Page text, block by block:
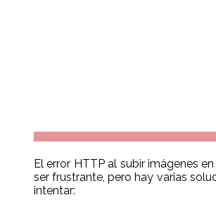
El error HTTP al subir imágenes
ser frustrante, pero hay varias
intentar: